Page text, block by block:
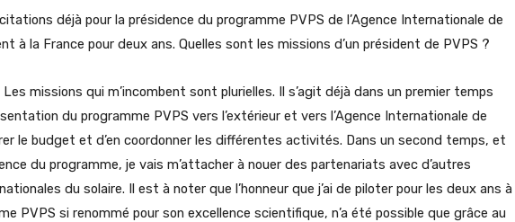
déjà pour la présidence du programme PVPS de l’Agence Internationale de
à la France pour deux ans. Quelles sont les missions d’un président de PVPS ?
Les missions qui m’incombent sont plurielles. Il s’agit déjà dans un premier temps
du programme PVPS vers l’extérieur et vers l’Agence Internationale de
le budget et d’en coordonner les différentes activités. Dans un second temps, et
du programme, je vais m’attacher à nouer des partenariats avec d’autres
du solaire. Il est à noter que l’honneur que j’ai de piloter pour les deux ans à
PVPS si renommé pour son excellence scientifique, n’a été possible que grâce au